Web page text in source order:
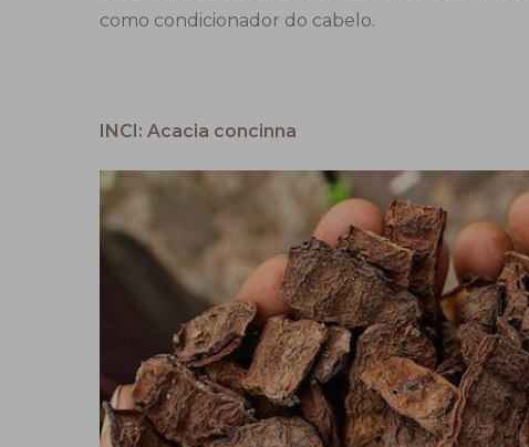
como condicionador do cabelo.
INCI: Acacia concinna